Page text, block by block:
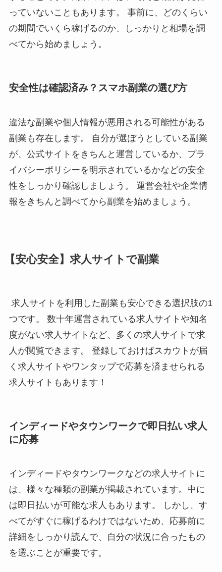
っていないこともあります。 事前に、どのくらい
の期間でいくら稼げるのか、しっかりと相場を調
べてから始めましょう。
安全性は確認済み？スマホ副業の選び方
違法な副業や個人情報が悪用される可能性がある
副業 も存在します。 自分が選ぼうとしている副業
が、公式サイトをきちんと運営しているか、プラ
イバシーポリシーを明示されているかなどの安全
性をしっかり確認しましょう。 運営会社や企業情
報をきちんと調べてから副業を始めましょう。
【安心安全】求人サイトで副業
求人サイトを利用した副業も安心できる選択肢の1
つです。 数十年運営されている求人サイトや知名
度がない求人サイトなど、多くの求人サイトで求
人が閲覧できます。 登録しておけばスカウトが届
く求人サイトやワンタップで応募を済ませられる
求人サイトもあります！
インディードやタウンワークで即日払い求人
に応募
インディードやタウンワークなどの求人サイトに
は、様々な種類の副業が掲載されています。中に
は即日払いが可能な求人もあります。 しかし、す
べてがすぐに稼げるわけではないため、応募前に
詳細をしっかり読んで、自分の状況に合ったもの
を選ぶことが重要です。